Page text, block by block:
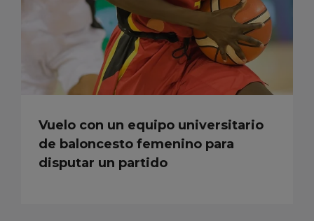
Vuelo con un equipo universitario
de baloncesto femenino para
disputar un partido